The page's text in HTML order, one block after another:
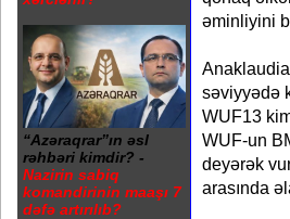
“Azəraqrar”ın əsl
rəhbəri kimdir? -
Nazirin sabiq
komandirinin maaşı 7
dəfə artırılıb?
əminliyini
səviyyədə
WUF13
WUF-un
deyərək
arasında